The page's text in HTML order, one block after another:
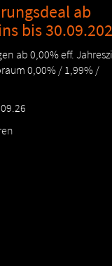
ab
bis
ab 0,00% eff.
0,00% / 1,99% /